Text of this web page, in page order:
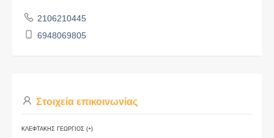
2106210445
6948069805
Στοιχεία επικοινωνίας
ΚΛΕΦΤΑΚΗΣ ΓΕΩΡΓΙΟΣ (+)